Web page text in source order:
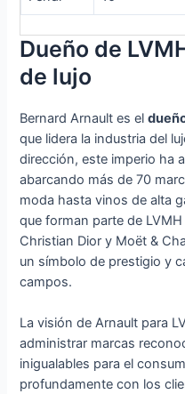
Dueño de
de lujo
Bernard Arnault es el
que lidera la industria del
dirección, este imperio ha
abarcando más de 70
moda hasta vinos de alta
que forman parte de
Christian Dior y Moët &
un símbolo de prestigio y
campos.
La visión de Arnault para
administrar marcas
inigualables para el
profundamente con los